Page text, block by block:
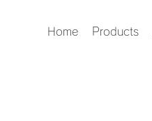
Home Products